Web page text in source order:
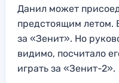
Данил может
предстоящим летом.
за «Зенит». Но
видимо, посчитало
играть за «Зенит-2».